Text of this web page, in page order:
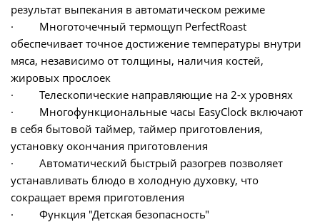
результат выпекания в автоматическом режиме
· Многоточечный термощуп PerfectRoast
обеспечивает точное достижение температуры внутри
мяса, независимо от толщины, наличия костей,
жировых прослоек
· Телескопические направляющие на 2-х уровнях
· Многофункциональные часы EasyClock включают
в себя бытовой таймер, таймер приготовления,
установку окончания приготовления
· Автоматический быстрый разогрев позволяет
устанавливать блюдо в холодную духовку, что
сокращает время приготовления
· Функция "Детская безопасность"